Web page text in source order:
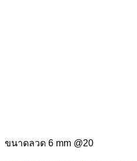
ขนาดลวด 6 mm @20